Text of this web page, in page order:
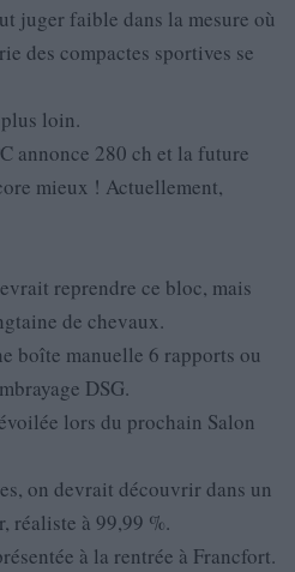
juger faible dans la mesure où
des compactes sportives se
loin.
annonce 280 ch et la future
mieux ! Actuellement,
reprendre ce bloc, mais
de chevaux.
boîte manuelle 6 rapports ou
DSG.
lors du prochain Salon
on devrait découvrir dans un
réaliste à 99,99 %.
à la rentrée à Francfort.